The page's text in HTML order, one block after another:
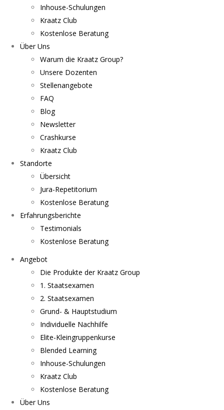
Inhouse-Schulungen
Kraatz Club
Kostenlose Beratung
Über Uns
Warum die Kraatz Group?
Unsere Dozenten
Stellenangebote
FAQ
Blog
Newsletter
Crashkurse
Kraatz Club
Standorte
Übersicht
Jura-Repetitorium
Kostenlose Beratung
Erfahrungsberichte
Testimonials
Kostenlose Beratung
Angebot
Die Produkte der Kraatz Group
1. Staatsexamen
2. Staatsexamen
Grund- & Hauptstudium
Individuelle Nachhilfe
Elite-Kleingruppenkurse
Blended Learning
Inhouse-Schulungen
Kraatz Club
Kostenlose Beratung
Über Uns